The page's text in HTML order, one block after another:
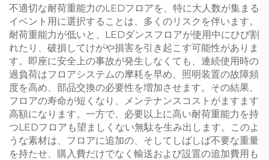
不適切な耐荷重能力のLEDフロアを、特に大人数が集まる
イベント用に選択することは、多くのリスクを伴います。
耐荷重能力が低いと、LEDダンスフロアが使用中にひび割
れたり、破損してけがや損害を引き起こす可能性がありま
す。即座に安全上の事故が発生しなくても、連続使用時の
過負荷はフロアシステムの摩耗を早め、照明装置の故障頻
度を高め、部品交換の必要性を増加させます。その結果、
フロアの寿命が短くなり、メンテナンスコストがますます
高額になります。一方で、必要以上に高い耐荷重能力を持
つLEDフロアも望ましくない無駄を生み出します。このよ
うな素材は、フロアに追加の、そしてしばしば不要な重量
を持たせ、購入費だけでなく輸送および設置の追加費用も